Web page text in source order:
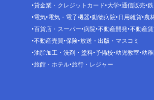
貸金業・クレジットカード 大学 通信販売
電気 電気・電子機器 動物病院 日用雑貨 農
百貨店・スーパー 病院 不動産開発 不動産
不動産売買 保険 放送・出版・マスコミ
油脂加工・洗剤・塗料 予備校 幼児教室 幼
旅館・ホテル 旅行・レジャー